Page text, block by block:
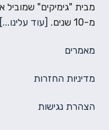
מבית "גימיקים"
מ-10 שנים.
[עוד עלינו...]
מאמרים
מדיניות החזרות
הצהרת נגישות